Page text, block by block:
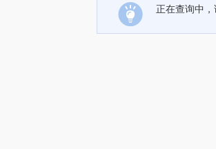
正在查询中